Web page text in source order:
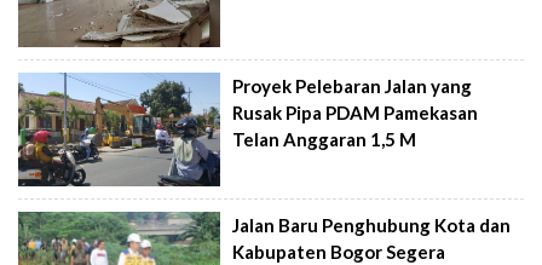
Proyek Pelebaran Jalan yang
Rusak Pipa PDAM Pamekasan
Telan Anggaran 1,5 M
Jalan Baru Penghubung Kota dan
Kabupaten Bogor Segera